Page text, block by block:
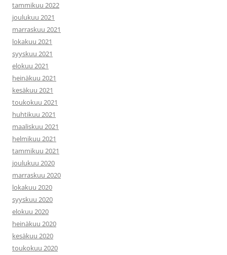
tammikuu 2022
joulukuu 2021
marraskuu 2021
lokakuu 2021
syyskuu 2021
elokuu 2021
heinäkuu 2021
kesäkuu 2021
toukokuu 2021
huhtikuu 2021
maaliskuu 2021
helmikuu 2021
tammikuu 2021
joulukuu 2020
marraskuu 2020
lokakuu 2020
syyskuu 2020
elokuu 2020
heinäkuu 2020
kesäkuu 2020
toukokuu 2020